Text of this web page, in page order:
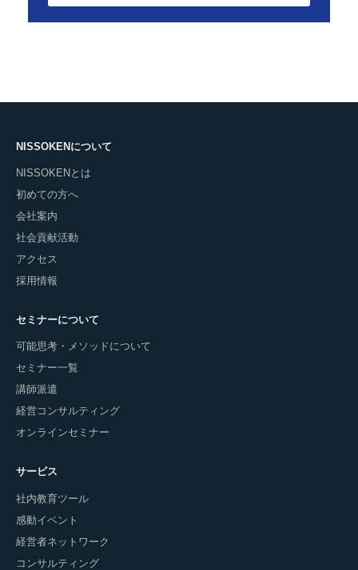
NISSOKENについて
NISSOKENとは
初めての方へ
会社案内
社会貢献活動
アクセス
採用情報
セミナーについて
可能思考・メソッドについて
セミナー一覧
講師派遣
経営コンサルティング
オンラインセミナー
サービス
社内教育ツール
感動イベント
経営者ネットワーク
コンサルティング